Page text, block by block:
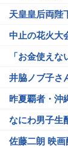
天皇皇后両陛
中止の花火大
「お金使え
井脇ノブ子さ
昨夏覇者・沖
なにわ男子生
佐藤二朗 映